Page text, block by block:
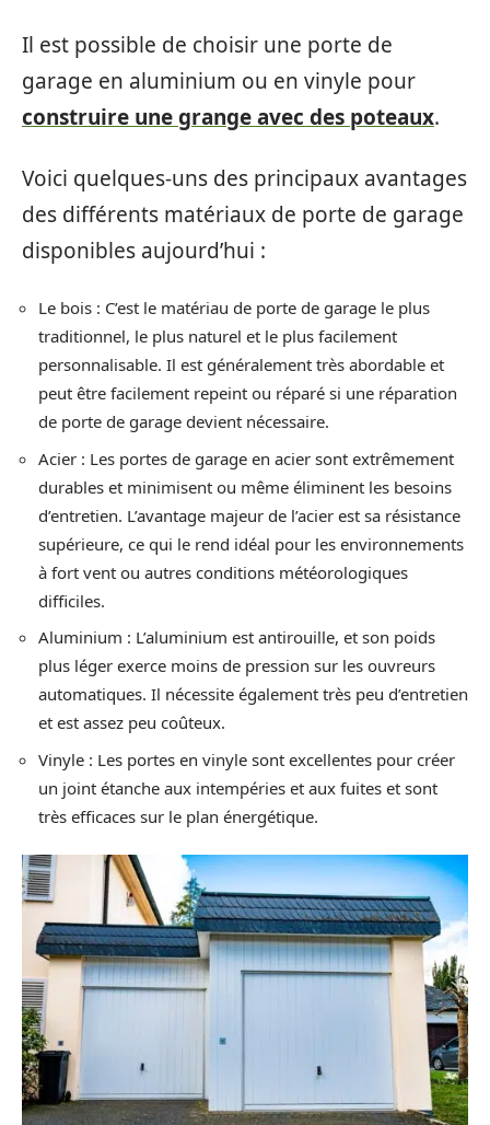
Il est possible de choisir une porte de
garage en aluminium ou en vinyle pour
construire une grange avec des poteaux.
Voici quelques-uns des principaux avantages
des différents matériaux de porte de garage
disponibles aujourd’hui :
Le bois : C’est le matériau de porte de garage le plus
traditionnel, le plus naturel et le plus facilement
personnalisable. Il est généralement très abordable et
peut être facilement repeint ou réparé si une réparation
de porte de garage devient nécessaire.
Acier : Les portes de garage en acier sont extrêmement
durables et minimisent ou même éliminent les besoins
d’entretien. L’avantage majeur de l’acier est sa résistance
supérieure, ce qui le rend idéal pour les environnements
à fort vent ou autres conditions météorologiques
difficiles.
Aluminium : L’aluminium est antirouille, et son poids
plus léger exerce moins de pression sur les ouvreurs
automatiques. Il nécessite également très peu d’entretien
et est assez peu coûteux.
Vinyle : Les portes en vinyle sont excellentes pour créer
un joint étanche aux intempéries et aux fuites et sont
très efficaces sur le plan énergétique.